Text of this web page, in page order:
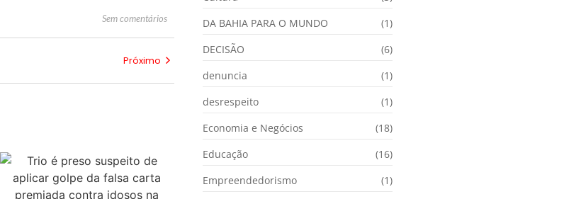
Sem comentários
Próximo
DA BAHIA PARA O MUNDO
(1)
DECISÃO
(6)
denuncia
(1)
desrespeito
(1)
Economia e Negócios
(18)
Educação
(16)
Empreendedorismo
(1)